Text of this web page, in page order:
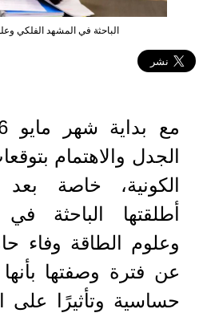
الباحثة في المشهد الفلكي
الجدل والاهتمام
الكونية، خاصة
أطلقتها الباحثة
وعلوم الطاقة وفاء
عن فترة وصفتها
حساسية وتأثيرًا على